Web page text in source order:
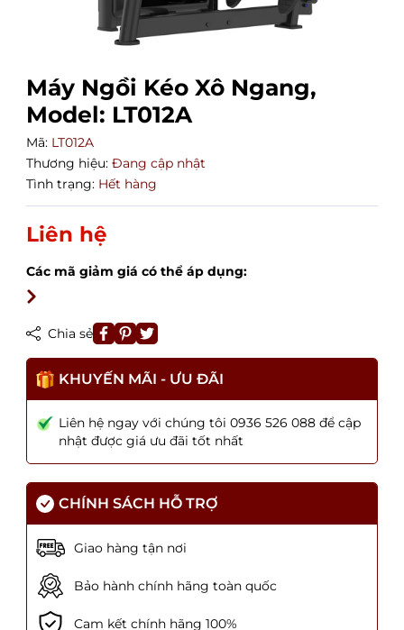
Máy Ngồi Kéo Xô Ngang,
Model: LT012A
Mã: LT012A
Thương hiệu: Đang cập nhật
Tình trạng: Hết hàng
Liên hệ
Các mã giảm giá có thể áp dụng:
Chia sẻ
KHUYẾN MÃI - ƯU ĐÃI
Liên hệ ngay với chúng tôi 0936 526 088 để cập
nhật được giá ưu đãi tốt nhất
CHÍNH SÁCH HỖ TRỢ
Giao hàng tận nơi
Bảo hành chính hãng toàn quốc
Cam kết chính hãng 100%